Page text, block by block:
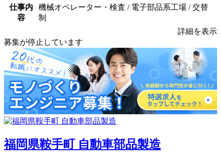
仕事内
容
機械オペレーター・検査 / 電子部品系工場 / 交替
制
詳細を表示
募集が停止しています
福岡県鞍手町 自動車部品製造